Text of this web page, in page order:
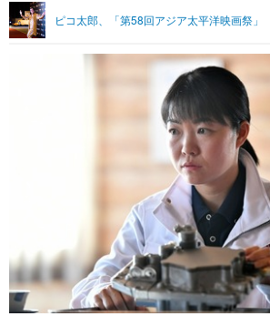
ショッピング
ピコ太郎、「第58回アジア太平洋映画祭」